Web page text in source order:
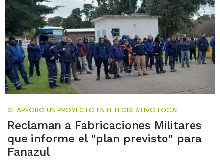
SE APROBÓ UN PROYECTO EN EL LEGISLATIVO LOCAL
Reclaman a Fabricaciones Militares
que informe el "plan previsto" para
Fanazul